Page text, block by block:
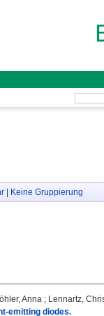
| Keine Gruppierung
Anna ; Lennartz,
emitting diodes.